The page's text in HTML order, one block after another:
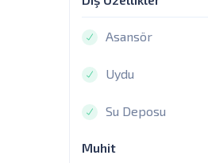
Asansör
Uydu
Su Deposu
Muhit